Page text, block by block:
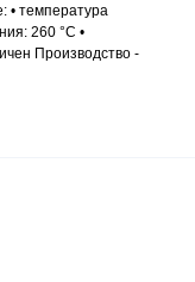
• температура
260 °С •
Производство -